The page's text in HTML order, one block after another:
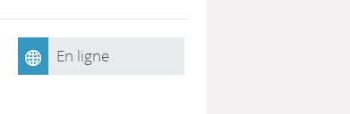
En ligne